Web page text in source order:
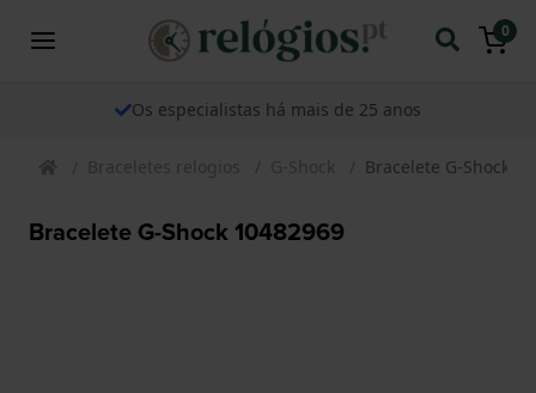
0
Os especialistas há mais de 25 anos
Braceletes relogios G-Shock Bracelete G-Shock
Bracelete G-Shock 10482969